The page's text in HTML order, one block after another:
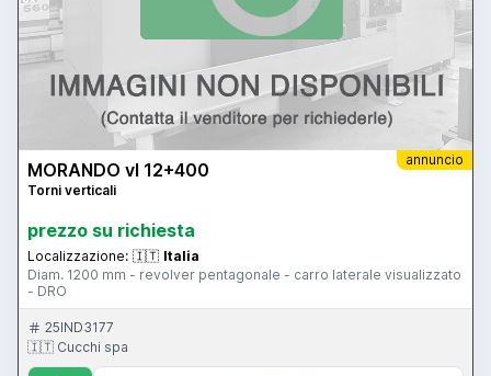
annuncio
MORANDO vl 12+400
Torni verticali
prezzo su richiesta
Localizzazione: 🇮🇹 Italia
Diam. 1200 mm - revolver pentagonale - carro laterale visualizzato
- DRO
25IND3177
🇮🇹 Cucchi spa